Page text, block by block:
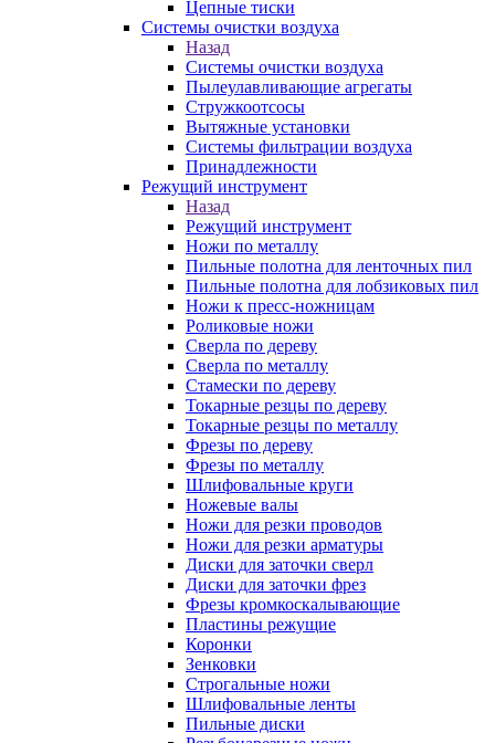
Цепные тиски
Системы очистки воздуха
Назад
Системы очистки воздуха
Пылеулавливающие агрегаты
Стружкоотсосы
Вытяжные установки
Системы фильтрации воздуха
Принадлежности
Режущий инструмент
Назад
Режущий инструмент
Ножи по металлу
Пильные полотна для ленточных пил
Пильные полотна для лобзиковых пил
Ножи к пресс-ножницам
Роликовые ножи
Сверла по дереву
Сверла по металлу
Стамески по дереву
Токарные резцы по дереву
Токарные резцы по металлу
Фрезы по дереву
Фрезы по металлу
Шлифовальные круги
Ножевые валы
Ножи для резки проводов
Ножи для резки арматуры
Диски для заточки сверл
Диски для заточки фрез
Фрезы кромкоскалывающие
Пластины режущие
Коронки
Зенковки
Строгальные ножи
Шлифовальные ленты
Пильные диски